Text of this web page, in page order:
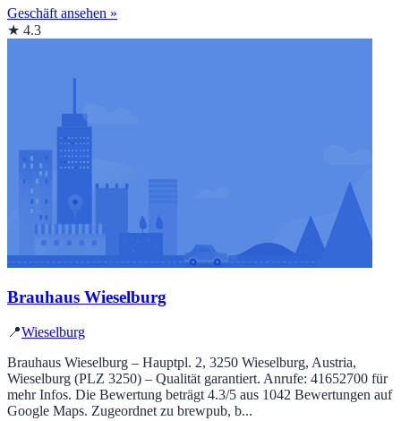
Geschäft ansehen »
★ 4.3
Brauhaus Wieselburg
📍Wieselburg
Brauhaus Wieselburg – Hauptpl. 2, 3250 Wieselburg, Austria,
Wieselburg (PLZ 3250) – Qualität garantiert. Anrufe: 41652700 für
mehr Infos. Die Bewertung beträgt 4.3/5 aus 1042 Bewertungen auf
Google Maps. Zugeordnet zu brewpub, b...